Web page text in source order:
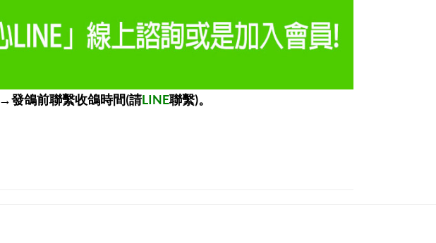
→發鴿前聯繫收鴿時間(請LINE聯繫)。